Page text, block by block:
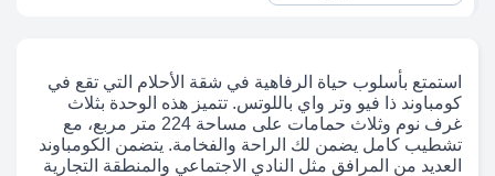
استمتع بأسلوب حياة الرفاهية في شقة الأحلام التي تقع في
كومباوند ذا فيو وتر واي باللوتس. تتميز هذه الوحدة بثلاث
غرف نوم وثلاث حمامات على مساحة 224 متر مربع، مع
تشطيب كامل يضمن لك الراحة والفخامة. يتضمن الكومباوند
العديد من المرافق مثل النادي الاجتماعي والمنطقة التجارية